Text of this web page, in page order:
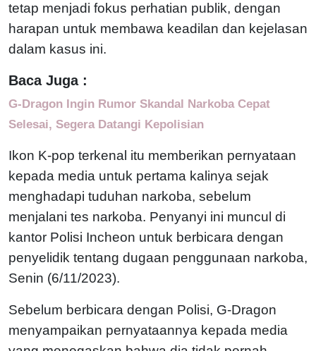
tetap menjadi fokus perhatian publik, dengan
harapan untuk membawa keadilan dan kejelasan
dalam kasus ini.
Baca Juga :
G-Dragon Ingin Rumor Skandal Narkoba Cepat
Selesai, Segera Datangi Kepolisian
Ikon K-pop terkenal itu memberikan pernyataan
kepada media untuk pertama kalinya sejak
menghadapi tuduhan narkoba, sebelum
menjalani tes narkoba. Penyanyi ini muncul di
kantor Polisi Incheon untuk berbicara dengan
penyelidik tentang dugaan penggunaan narkoba,
Senin (6/11/2023).
Sebelum berbicara dengan Polisi, G-Dragon
menyampaikan pernyataannya kepada media